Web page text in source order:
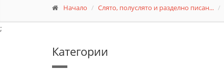
Начало Слято, полуслято и разделно писан...
;
Категории